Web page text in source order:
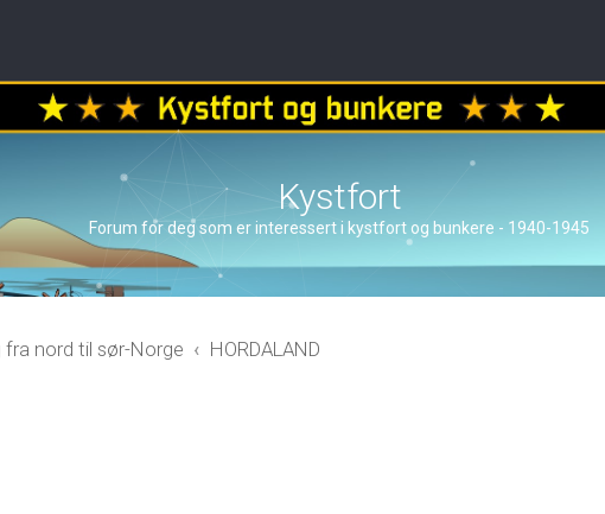
Kystfort
Forum for deg som er interessert i kystfort og bunkere - 1940-1945
nord til sør-Norge HORDALAND